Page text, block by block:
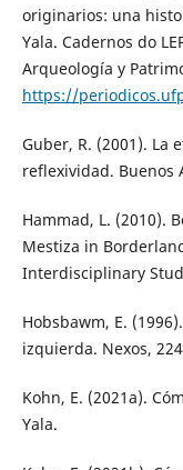
originarios: una
Yala. Cadernos do
Arqueología y
https://
Guber, R. (2001). La
reflexividad. Buenos
Hammad, L. (2010).
Mestiza in
Interdisciplinary
Hobsbawm, E.
izquierda. Nexos,
Kohn, E. (2021a).
Yala.